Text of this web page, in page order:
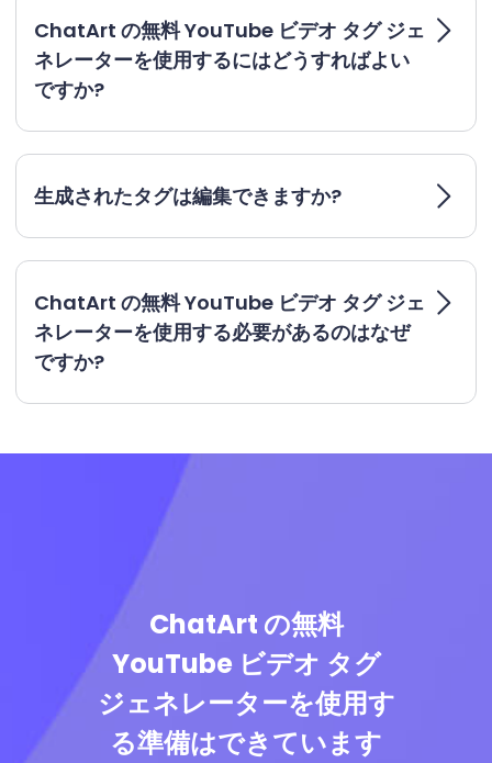
ChatArt の無料 YouTube ビデオ タグ ジェ
ネレーターを使用するにはどうすればよい
ですか?
生成されたタグは編集できますか?
ChatArt の無料 YouTube ビデオ タグ ジェ
ネレーターを使用する必要があるのはなぜ
ですか?
ChatArt の無料
YouTube ビデオ タグ
ジェネレーターを使用す
る準備はできています